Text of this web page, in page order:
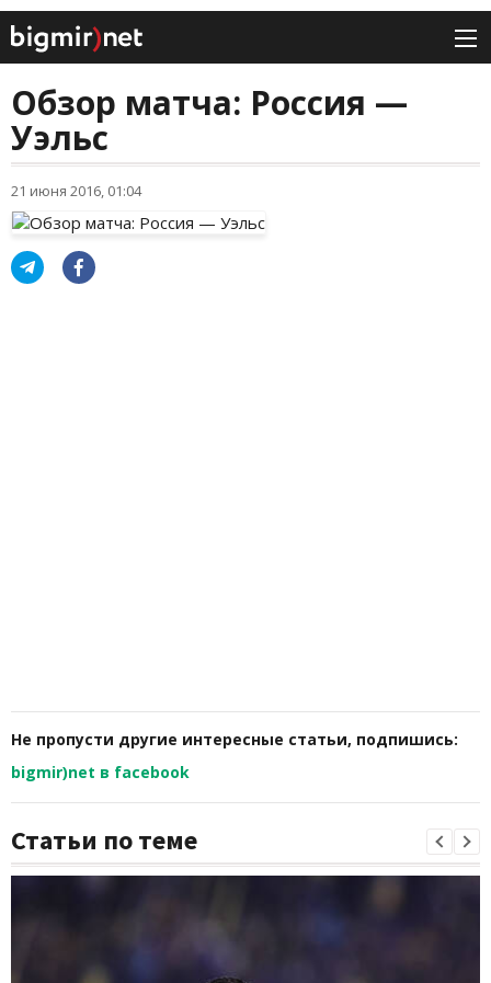
Обзор матча: Россия —
Уэльс
21 июня 2016, 01:04
Не пропусти другие интересные статьи, подпишись:
bigmir)net в facebook
Статьи по теме